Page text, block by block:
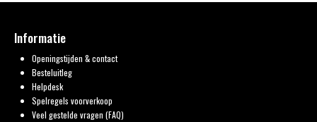
Informatie
Openingstijden & contact
Besteluitleg
Helpdesk
Spelregels voorverkoop
Veel gestelde vragen (FAQ)